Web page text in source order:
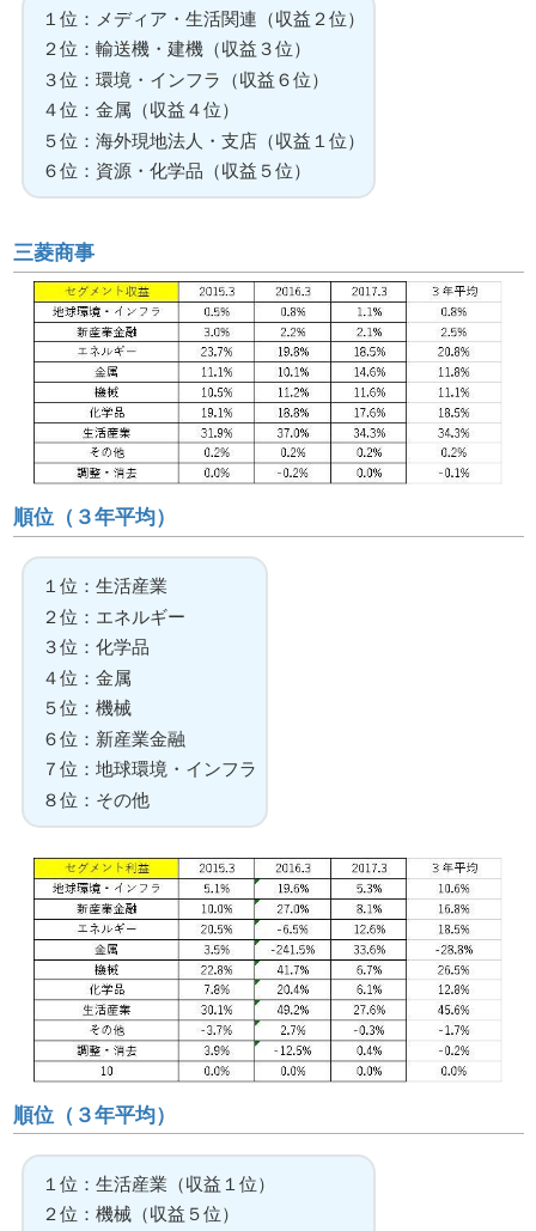
１位：メディア・生活関連（収益２位）
２位：輸送機・建機（収益３位）
３位：環境・インフラ（収益６位）
４位：金属（収益４位）
５位：海外現地法人・支店（収益１位）
６位：資源・化学品（収益５位）
三菱商事
順位（３年平均）
１位：生活産業
２位：エネルギー
３位：化学品
４位：金属
５位：機械
６位：新産業金融
７位：地球環境・インフラ
８位：その他
順位（３年平均）
１位：生活産業（収益１位）
２位：機械（収益５位）